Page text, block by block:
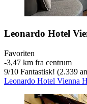
Leonardo Hotel
Favoriten
‐3,47 km fra centrum
9/10 Fantastisk! (2.339
Leonardo Hotel Vienna